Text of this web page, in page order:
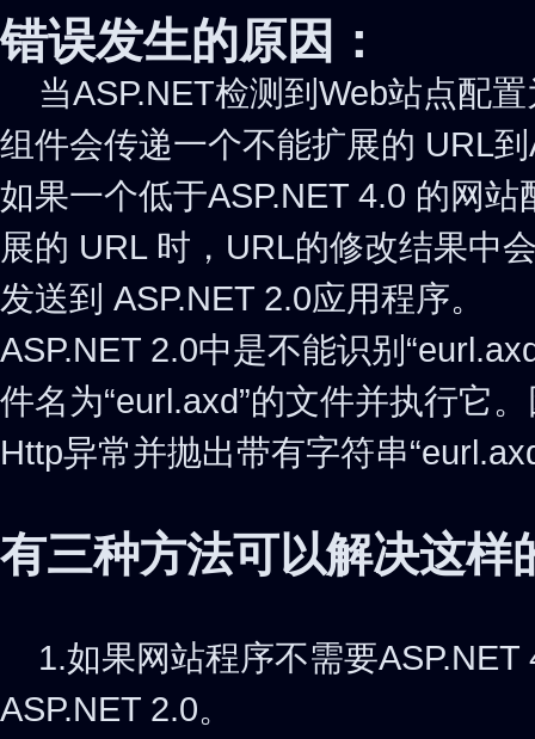
错误发生的原因：
当ASP.NET检测到Web站点配置
组件会传递一个不能扩展的 URL
如果一个低于ASP.NET 4.0 的网
展的 URL 时，URL的修改结果中
发送到 ASP.NET 2.0应用程序。
ASP.NET 2.0中是不能识别
件名为“eurl.axd”的文件并执行它
Http异常并抛出带有字符串
有三种方法可以解决这样
1.如果网站程序不需要ASP.NET
ASP.NET 2.0。